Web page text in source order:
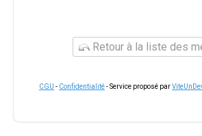
Retour à la liste des
CGU - Confidentialité- Service proposé par